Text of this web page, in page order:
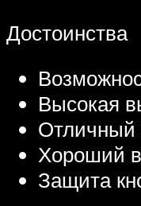
Достоинства
Высокая
Отличный
Хороший
Защита